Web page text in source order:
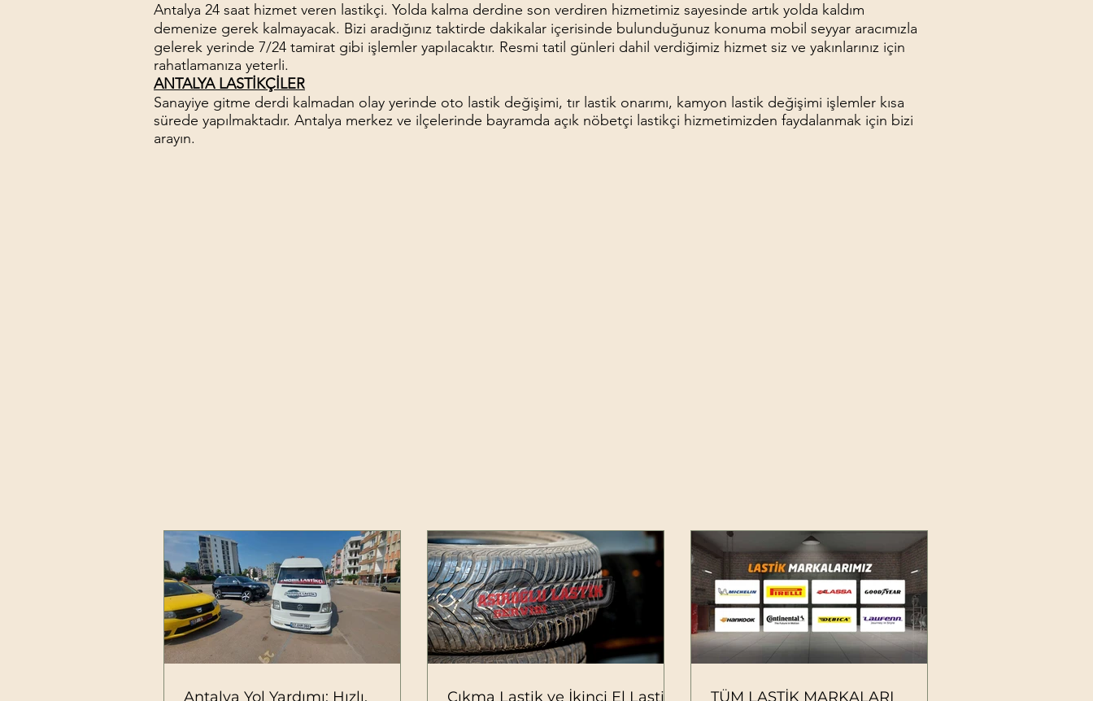
Antalya 24 saat hizmet veren lastikçi. Yolda kalma derdine son verdiren hizmetimiz sayesinde artık yolda kaldım
demenize gerek kalmayacak. Bizi aradığınız taktirde dakikalar içerisinde bulunduğunuz konuma mobil seyyar aracımızla
gelerek yerinde 7/24 tamirat gibi işlemler yapılacaktır. Resmi tatil günleri dahil verdiğimiz hizmet siz ve yakınlarınız için
rahatlamanıza yeterli.
ANTALYA LASTİKÇİLER
Sanayiye gitme derdi kalmadan olay yerinde oto lastik değişimi, tır lastik onarımı, kamyon lastik değişimi işlemler kısa
sürede yapılmaktadır. Antalya merkez ve ilçelerinde bayramda açık nöbetçi lastikçi hizmetimizden faydalanmak için bizi
arayın.
Antalya Yol Yardımı: Hızlı, Çıkma Lastik ve İkinci El Lastik TÜM LASTİK MARKALARI